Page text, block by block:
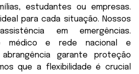
estudantes ou empresas.
para cada situação. Nossos
em emergências.
médico e rede nacional e
abrangência garante proteção
que a flexibilidade é crucial